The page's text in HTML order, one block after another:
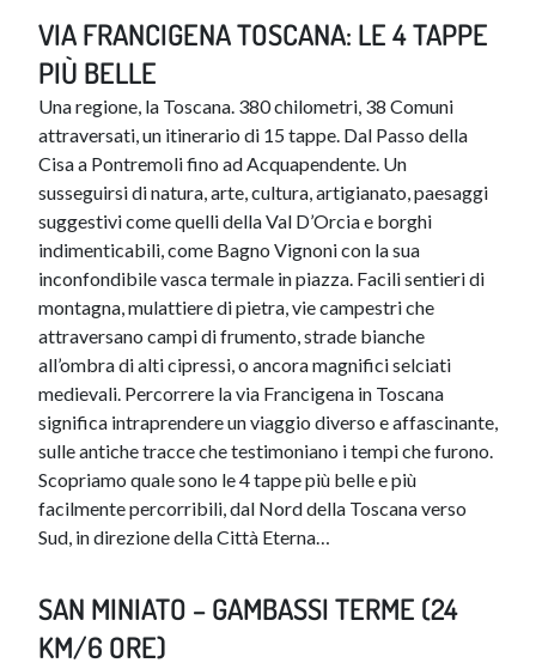
VIA FRANCIGENA TOSCANA: LE 4 TAPPE
PIÙ BELLE
Una regione, la Toscana. 380 chilometri, 38 Comuni
attraversati, un itinerario di 15 tappe. Dal Passo della
Cisa a Pontremoli fino ad Acquapendente. Un
susseguirsi di natura, arte, cultura, artigianato, paesaggi
suggestivi come quelli della Val D’Orcia e borghi
indimenticabili, come Bagno Vignoni con la sua
inconfondibile vasca termale in piazza. Facili sentieri di
montagna, mulattiere di pietra, vie campestri che
attraversano campi di frumento, strade bianche
all’ombra di alti cipressi, o ancora magnifici selciati
medievali. Percorrere la via Francigena in Toscana
significa intraprendere un viaggio diverso e affascinante,
sulle antiche tracce che testimoniano i tempi che furono.
Scopriamo quale sono le 4 tappe più belle e più
facilmente percorribili, dal Nord della Toscana verso
Sud, in direzione della Città Eterna…
SAN MINIATO – GAMBASSI TERME (24
KM/6 ORE)